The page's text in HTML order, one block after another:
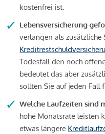
kostenfrei ist.
Lebensversicherung
verlangen als
Todesfall den noch
bedeutet das aber
sollten Sie auf jeden Fall
Welche Laufzeiten sind
hohe Monatsrate leisten
etwas längere